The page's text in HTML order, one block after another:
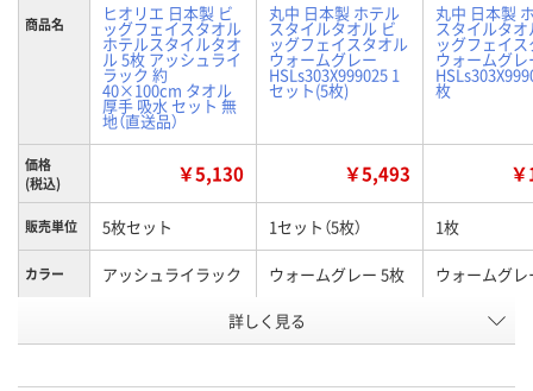
商品名 ヒオリエ 日本製 ビ
ッグフェイスタオル
ホテルスタイルタオ
ル 5枚 アッシュライ
ラック 約
40×100cm タオル
厚手 吸水 セット 無
地（直送品）
丸中 日本製 ホテル
スタイルタオル ビ
ッグフェイスタオル
ウォームグレー
HSLs303X999025 1
セット(5枚)
丸中 日本製
スタイルタオ
ッグフェイ
ウォームグレ
枚
価格
(税込)
￥5,130 ￥5,493
販売単位 5枚セット 1セット（5枚） 1枚
カラー アッシュライラック ウォームグレー 5枚 ウォームグレ
HH62119 XN25094
詳しく見る